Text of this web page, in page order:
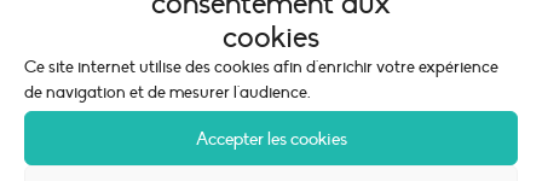
cookies
Ce site internet utilise des cookies afin d'enrichir votre expérience
de navigation et de mesurer l'audience.
Accepter les cookies
Mentions légales
Politique de cookies (UE)